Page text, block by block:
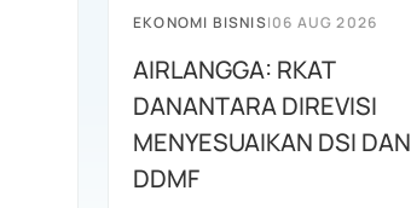
EKONOMI BISNIS|06 AUG 2026
AIRLANGGA: RKAT
DANANTARA DIREVISI
MENYESUAIKAN DSI DAN
DDMF